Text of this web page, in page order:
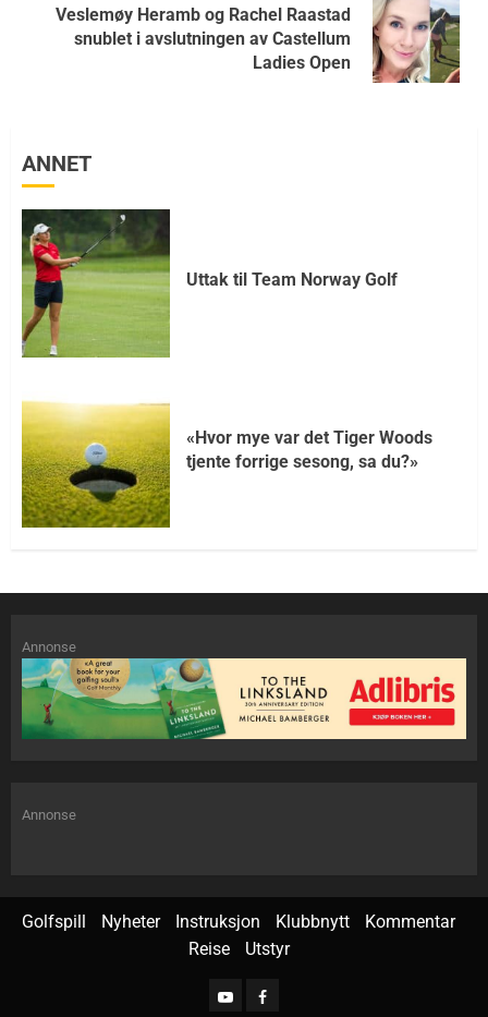
Veslemøy Heramb og Rachel Raastad
snublet i avslutningen av Castellum
Ladies Open
ANNET
Uttak til Team Norway Golf
«Hvor mye var det Tiger Woods
tjente forrige sesong, sa du?»
Annonse
Annonse
Golfspill Nyheter Instruksjon Klubbnytt
Kommentar
Reise
Utstyr